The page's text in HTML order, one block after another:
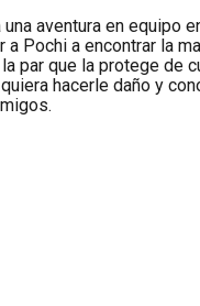
aventura en equipo
a Pochi a encontrar la
par que la protege de
hacerle daño y